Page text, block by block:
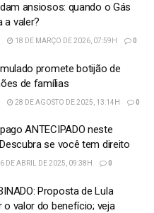
ansiosos: quando o Gás
a valer?
18 DE MARÇO DE 2026, 07:59H 0
promete botijão de
de famílias
28 DE AGOSTO DE 2025, 13:14H 0
ANTECIPADO neste
se você tem direito
DE ABRIL DE 2025, 09:38H 0
Proposta de Lula
o valor do benefício; veja